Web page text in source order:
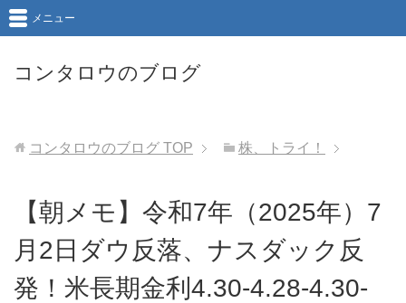
コンタロウのブログ
メニュー
コンタロウのブログ TOP 株、トライ！
【朝メモ】令和7年（2025年）7
月2日ダウ反落、ナスダック反
発！米長期金利4.30-4.28-4.30-